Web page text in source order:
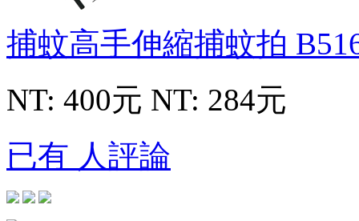
捕蚊高手伸縮捕蚊拍
NT: 400元 NT: 284元
已有 人評論